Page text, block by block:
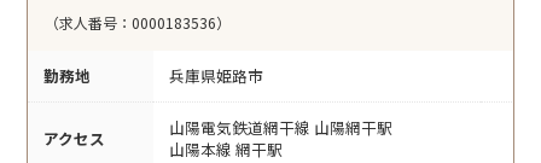
（求人番号：0000183536）
勤務地 兵庫県姫路市
アクセス
山陽電気鉄道網干線 山陽網干駅
山陽本線 網干駅